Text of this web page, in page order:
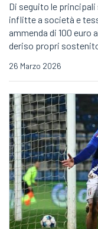
Di seguito le
inflitte a società e
ammenda di 100 euro
deriso propri
26 Marzo 2026